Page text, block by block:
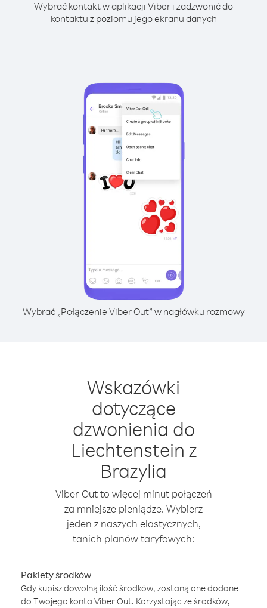
Wybrać kontakt w aplikacji Viber i zadzwonić do
kontaktu z poziomu jego ekranu danych
Wybrać „Połączenie Viber Out” w nagłówku rozmowy
Wskazówki
dotyczące
dzwonienia do
Liechtenstein z
Brazylia
Viber Out to więcej minut połączeń
za mniejsze pieniądze. Wybierz
jeden z naszych elastycznych,
tanich planów taryfowych:
Pakiety środków
Gdy kupisz dowolną ilość środków, zostaną one dodane
do Twojego konta Viber Out. Korzystając ze środków,